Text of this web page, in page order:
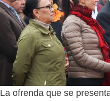
La ofrenda que se